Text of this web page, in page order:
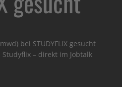
bei STUDYFLIX gesucht
Studyflix – direkt im Jobtalk